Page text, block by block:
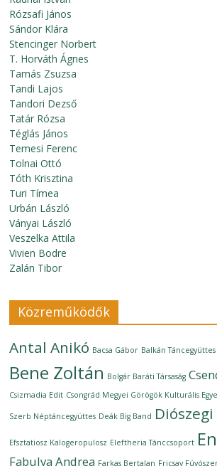
Rózsafi János
Sándor Klára
Stencinger Norbert
T. Horváth Ágnes
Tamás Zsuzsa
Tandi Lajos
Tandori Dezső
Tatár Rózsa
Téglás János
Temesi Ferenc
Tolnai Ottó
Tóth Krisztina
Turi Tímea
Urbán László
Ványai László
Veszelka Attila
Vivien Bodre
Zalán Tibor
Közreműködők
Antal Anikó Bacsa Gábor Balkán Táncegyüttes
Bene Zoltán Bolgár Baráti Társaság
Csizmadia Edit Csongrád Megyei Görögök Kulturális
Szerb Néptáncegyüttes Deák Big Band Diószegi
Efsztatiosz Kalogeropulosz Eleftheria Tánccsoport
Fabulya Andrea Farkas Bertalan Fricsay